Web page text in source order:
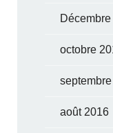
octobre
août 2016